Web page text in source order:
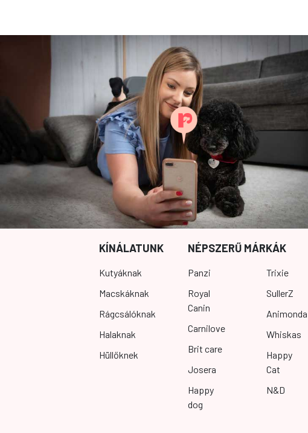
KÍNÁLATUNK
Kutyáknak
Macskáknak
Rágcsálóknak
Halaknak
Hüllőknek
NÉPSZERŰ MÁRKÁK
Panzi
Royal
Canin
Carnilove
Brit care
Josera
Happy
dog
Trixie
SullerZ
Animonda
Whiskas
Happy
Cat
N&D